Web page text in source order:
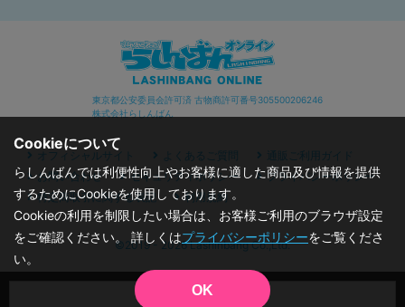
品切状態
東京都公安委員会許可済 古物商許可番号305500206246
株式会社らしんばん
オフィシャルサイト よくあるご質問
通販ご利用ガイド
お問い合わせ
セキュリティポリシー
プライバシーポリシー
特定商取引に関する表記
利用規約
©2019 - 2026 Lashinbang Co.,Ltd.
Cookieについて
らしんばんでは利便性向上やお客様に適した商品及び情報を提供
するためにCookieを使用しております。
Cookieの利用を制限したい場合は、お客様ご利用のブラウザ設定
をご確認ください。 詳しくはプライバシーポリシーをご覧くださ
い。
OK